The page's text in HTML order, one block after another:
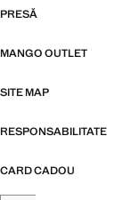
PRESĂ
MANGO OUTLET
SITE MAP
RESPONSABILITATE
CARD CADOU